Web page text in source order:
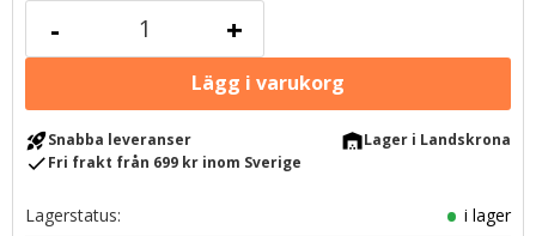
+
-
rocket_launchSnabba leveranser warehouseLager i Landskrona
checkFri frakt från 699 kr inom Sverige
Lagerstatus
i lager